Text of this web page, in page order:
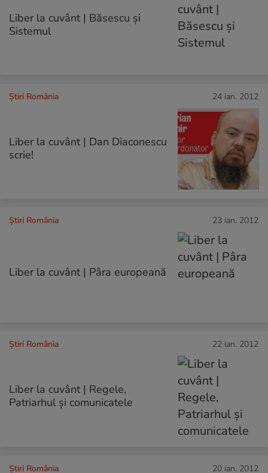
Liber la cuvânt | Băsescu şi
Sistemul
Știri România 24 ian. 2012
Liber la cuvânt | Dan Diaconescu
scrie!
Știri România 23 ian. 2012
Liber la cuvânt | Pâra europeană
Știri România 22 ian. 2012
Liber la cuvânt | Regele,
Patriarhul şi comunicatele
Știri România 20 ian. 2012